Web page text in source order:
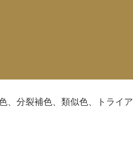
、分裂補色、類似色、トライア